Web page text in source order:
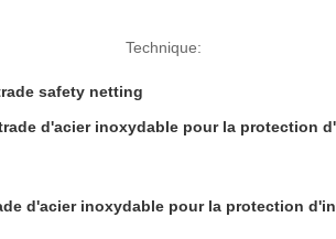
Technique:
safety netting
d'acier inoxydable pour la protection
d'acier inoxydable pour la protection